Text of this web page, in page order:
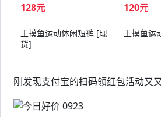
128元
王摸鱼运动休闲短裤 [现
货]
120元
王摸鱼运
刚发现支付宝的扫码领红包活动又